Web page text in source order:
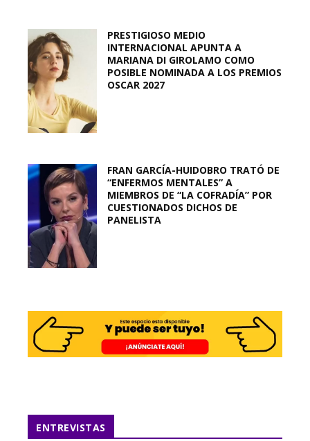
PRESTIGIOSO MEDIO
INTERNACIONAL APUNTA A
MARIANA DI GIROLAMO COMO
POSIBLE NOMINADA A LOS PREMIOS
OSCAR 2027
FRAN GARCÍA-HUIDOBRO TRATÓ DE
“ENFERMOS MENTALES” A
MIEMBROS DE “LA COFRADÍA” POR
CUESTIONADOS DICHOS DE
PANELISTA
ENTREVISTAS